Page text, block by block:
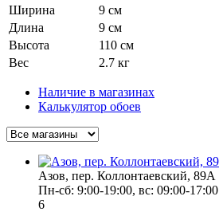
Ширина
9 см
Длина
9 см
Высота
110 см
Вес
2.7 кг
Наличие в магазинах
Калькулятор обоев
Азов, пер. Коллонтаевский, 89А
Пн-сб: 9:00-19:00, вс: 09:00-17:00
6